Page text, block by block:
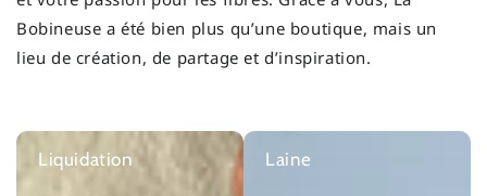
Bobineuse a été bien plus qu’une boutique, mais un
lieu de création, de partage et d’inspiration.
Liquidation Laine